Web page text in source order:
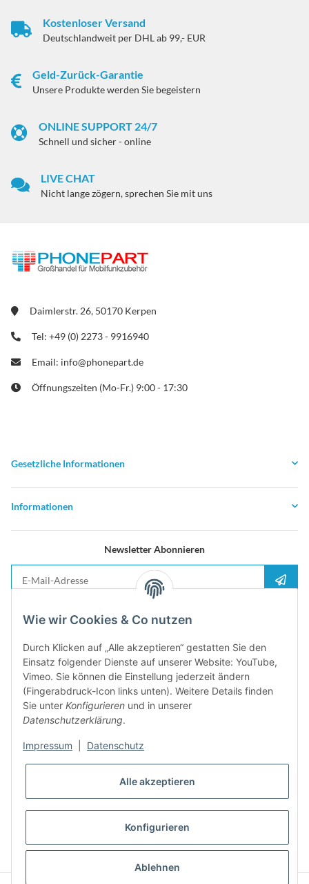
Wie wir Cookies & Co nutzen
Durch Klicken auf „Alle akzeptieren“ gestatten Sie den
Einsatz folgender Dienste auf unserer Website: YouTube,
Vimeo. Sie können die Einstellung jederzeit ändern
(Fingerabdruck-Icon links unten). Weitere Details finden
Sie unter Konfigurieren und in unserer
Datenschutzerklärung.
Impressum Datenschutz
Alle akzeptieren
Konfigurieren
Ablehnen
Kostenloser Versand
Deutschlandweit per DHL ab 99,- EUR
Geld-Zurück-Garantie
Unsere Produkte werden Sie begeistern
ONLINE SUPPORT 24/7
Schnell und sicher - online
LIVE CHAT
Nicht lange zögern, sprechen Sie mit uns
Daimlerstr. 26, 50170 Kerpen
Tel: +49 (0) 2273 - 9916940
Email: info@phonepart.de
Öffnungszeiten (Mo-Fr.) 9:00 - 17:30
Gesetzliche Informationen
Informationen
Newsletter Abonnieren
Bitte senden Sie mir entsprechend Ihrer
jederzeit widerruflich Informationen zu Ihrem Produktsortiment per E-Mail zu.
Newsletter abonieren und5%Rabatt-Guschein erhalten. Für Ihren
nächsten Einkauf. Den Gutschein erhalten Sie per Email nach der
erfolgreichen Bestätigung Ihrer Email-Adresse
* Alle Preise inkl. gesetzlicher USt., zzgl.Versand